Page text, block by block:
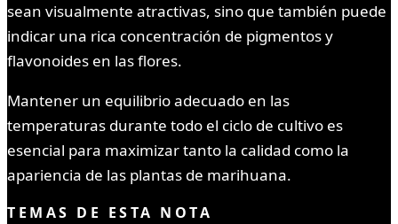
sean visualmente atractivas, sino que también puede
indicar una rica concentración de pigmentos y
flavonoides en las flores.
Mantener un equilibrio adecuado en las
temperaturas durante todo el ciclo de cultivo es
esencial para maximizar tanto la calidad como la
apariencia de las plantas de marihuana.
TEMAS DE ESTA NOTA